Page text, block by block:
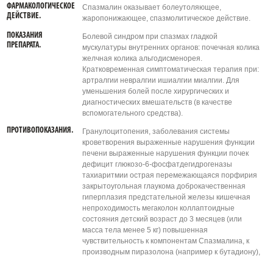
ФАРМАКОЛОГИЧЕСКОЕ
ДЕЙСТВИЕ.
Спазмалин оказывает болеутоляющее,
жаропонижающее, спазмолитическое действие.
ПОКАЗАНИЯ
ПРЕПАРАТА.
Болевой синдром при спазмах гладкой
мускулатуры внутренних органов: почечная колика
желчная колика альгодисменорея.
Кратковременная симптоматическая терапия при:
артралгии невралгии ишиалгии миалгии. Для
уменьшения болей после хирургических и
диагностических вмешательств (в качестве
вспомогательного средства).
ПРОТИВОПОКАЗАНИЯ.
Гранулоцитопения, заболевания системы
кроветворения выраженные нарушения функции
печени выраженные нарушения функции почек
дефицит глюкозо-6-фосфатдегидрогеназы
тахиаритмии острая перемежающаяся порфирия
закрытоугольная глаукома доброкачественная
гиперплазия предстательной железы кишечная
непроходимость мегаколон коллаптоидные
состояния детский возраст до 3 месяцев (или
масса тела менее 5 кг) повышенная
чувствительность к компонентам Спазмалина, к
производным пиразолона (например к бутадиону),